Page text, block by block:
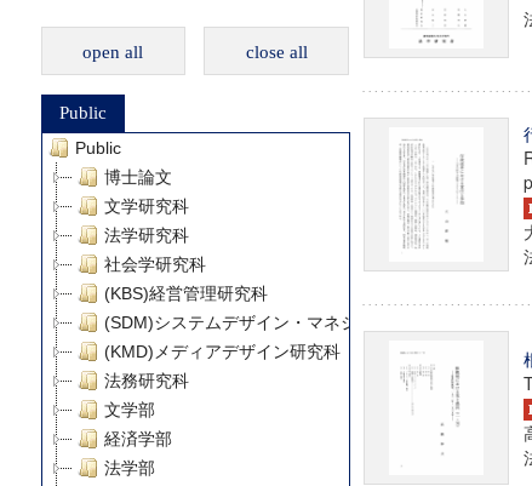
open all close all
Public
Public
博士論文
文学研究科
法学研究科
社会学研究科
(KBS)経営管理研究科
(SDM)システムデザイン・マネジメント研究科
(KMD)メディアデザイン研究科
法務研究科
文学部
経済学部
法学部